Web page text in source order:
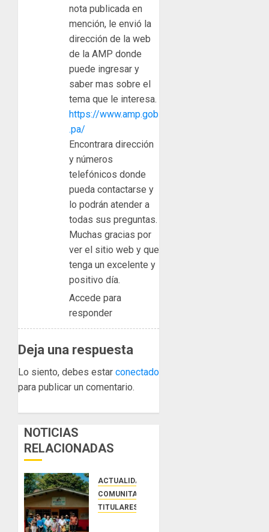
nota publicada en
mención, le envió la
dirección de la web
de la AMP donde
puede ingresar y
saber mas sobre el
tema que le interesa.
https://www.amp.gob
.pa/
Encontrara dirección
y números
telefónicos donde
pueda contactarse y
lo podrán atender a
todas sus preguntas.
Muchas gracias por
ver el sitio web y que
tenga un excelente y
positivo día.
Accede para
responder
Deja una respuesta
Lo siento, debes estar conectado
para publicar un comentario.
NOTICIAS
RELACIONADAS
ACTUALIDAD
COMUNITARIAS
TITULARES